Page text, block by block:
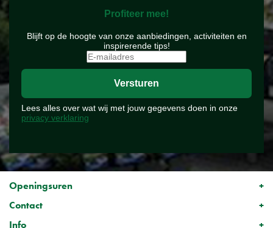
Profiteer mee!
Blijft op de hoogte van onze aanbiedingen, activiteiten en
inspirerende tips!
Lees alles over wat wij met jouw gegevens doen in onze
privacy verklaring
Openingsuren
Contact
Info